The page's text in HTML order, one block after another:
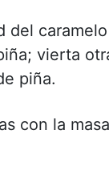
del
vierta
piña.
con la